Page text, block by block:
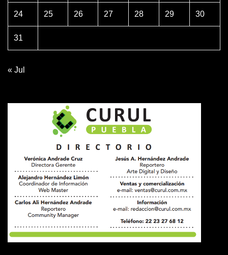
24 25 26 27 28 29 30
31
« Jul